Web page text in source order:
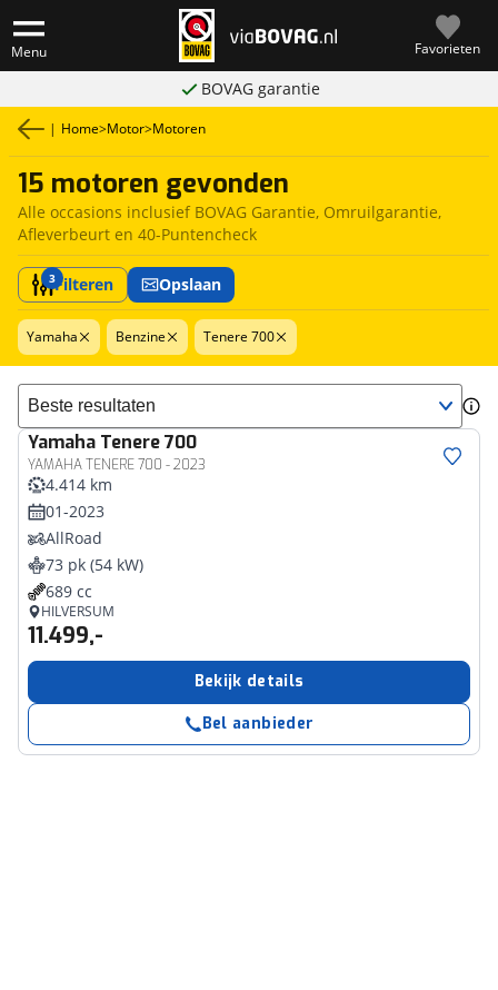
Menu Favorieten
BOVAG garantie
| Home>Motor>Motoren
15 motoren gevonden
Alle occasions inclusief BOVAG Garantie, Omruilgarantie,
Afleverbeurt en 40-Puntencheck
3Filteren Opslaan
Yamaha Benzine Tenere 700
Sorteer resultaten
Yamaha Tenere 700
YAMAHA TENERE 700 - 2023
4.414 km
01-2023
AllRoad
73 pk (54 kW)
689 cc
HILVERSUM
11.499,-
Bekijk details
Bel aanbieder